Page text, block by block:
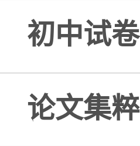
初中试卷
论文集粹